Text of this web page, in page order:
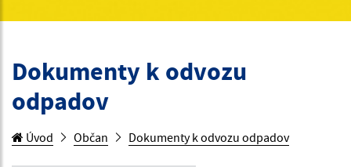
Dokumenty k odvozu
odpadov
Úvod Občan Dokumenty k odvozu odpadov